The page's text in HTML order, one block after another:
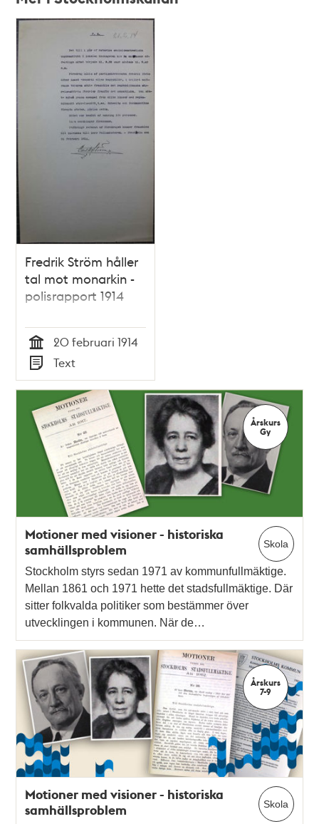
Fredrik Ström håller
tal mot monarkin -
polisrapport 1914
Tid
20 februari 1914
Typ
Text
Årskurs
Gy
Skola
Motioner med visioner - historiska
samhällsproblem
Stockholm styrs sedan 1971 av kommunfullmäktige.
Mellan 1861 och 1971 hette det stadsfullmäktige. Där
sitter folkvalda politiker som bestämmer över
utvecklingen i kommunen. När de…
Årskurs
7-9
Skola
Motioner med visioner - historiska
samhällsproblem